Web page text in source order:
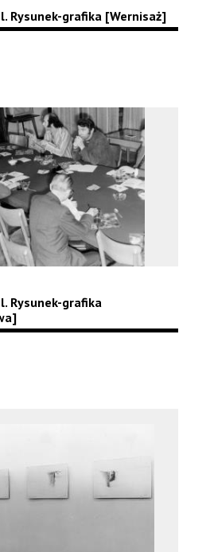
Rysunek-grafika [Wernisaż]
Rysunek-grafika